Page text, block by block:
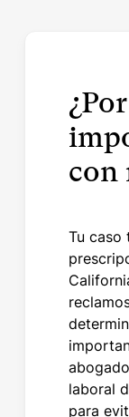
con
Tu caso
laboral
para